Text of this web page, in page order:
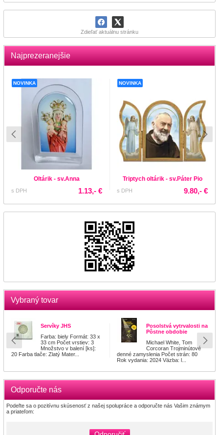
Zdieľať aktuálnu stránku
Najprezeranejšie
NOVINKA
Oltárik - sv.Anna
s DPH 1.13,- €
NOVINKA
Triptych oltárik - sv.Páter Pio
s DPH 9.80,- €
Vybraný tovar
Servíky JHS
Farba: biely Formát: 33 x
33 cm Počet vrstiev: 3
Množstvo v balení [ks]:
20 Farba tlače: Zlatý Mater...
Posolstvá vytrvalosti na
Pôstne obdobie
Michael White, Tom
Corcoran Trojminútové
denné zamyslenia Počet strán: 80
Rok vydania: 2024 Väzba: l...
Odporučte nás
Podeľte sa o pozitívnu skúsenosť z našej spolupráce a odporučte nás Vašim známym
a priateľom: